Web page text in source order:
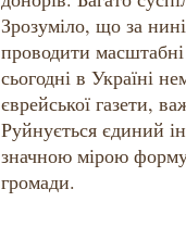
Зрозуміло, що за
проводити
сьогодні в Україні
єврейської газети,
Руйнується єдиний
значною мірою
громади.